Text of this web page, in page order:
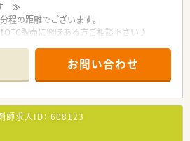
≫
程の距離でございます。
OTC販売に興味ある方ご相談下さい♪
らではの福利厚生が充実♪産休育休制度
務制度など、ライフスタイルの変化にあわせ
けられる実績が多数あります。
お問い合わせ
師求人ID： 608123